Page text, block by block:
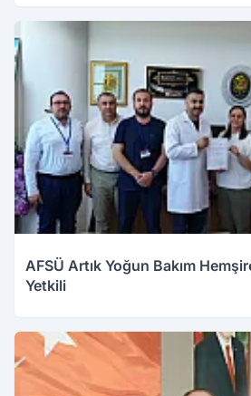
AFSÜ Artık Yoğun Bakım
Yetkili